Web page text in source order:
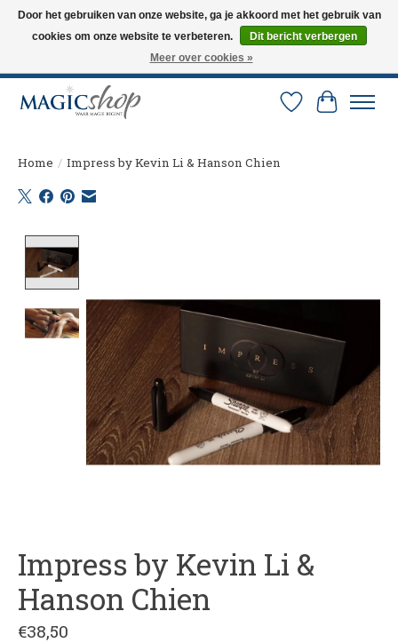
Altijd de nieuwste trucs op voorraad. Snelle verzending via PostNL en DHL.
Langskomen in onze winkel? Bel of mail om een afspraak te maken. 0251-
Verlanglijst
Home / Impress by Kevin Li & Hanson Chien
Impress by Kevin Li &
Hanson Chien
€38,50
Door het gebruiken van onze website, ga je akkoord met het gebruik van
cookies om onze website te verbeteren.
Dit bericht verbergen
Meer over cookies »